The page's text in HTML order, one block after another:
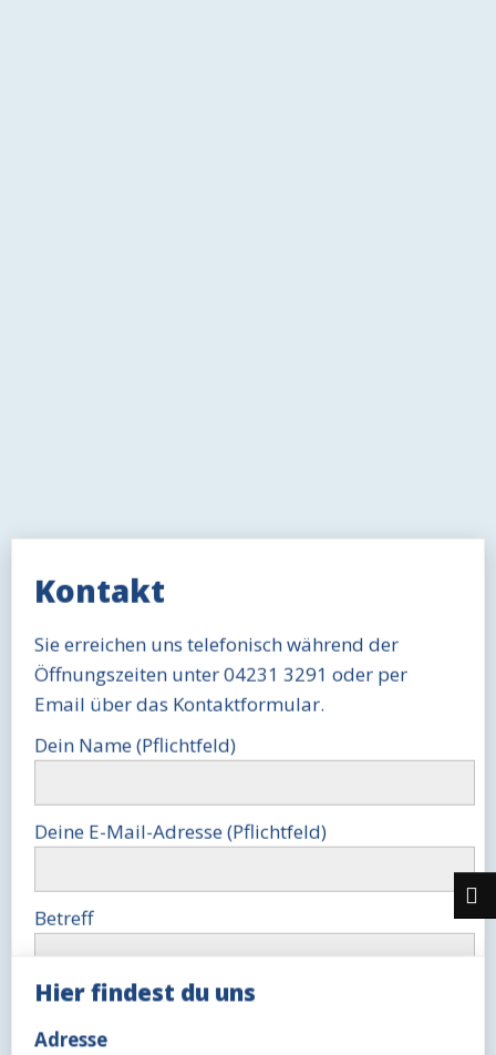
Kontakt
Sie erreichen uns telefonisch während der
Öffnungszeiten unter 04231 3291 oder per
Email über das Kontaktformular.
Dein Name (Pflichtfeld)
Deine E-Mail-Adresse (Pflichtfeld)
Betreff
Deine Nachricht
Hier findest du uns
Adresse